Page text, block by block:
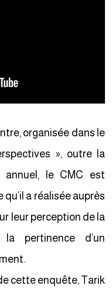
organisée dans le
», outre la
annuel, le CMC est
a réalisée auprès
leur perception de la
la pertinence d’un
cette enquête, Tarik